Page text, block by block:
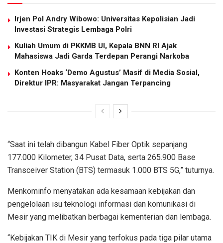
Irjen Pol Andry Wibowo: Universitas Kepolisian Jadi
Investasi Strategis Lembaga Polri
Kuliah Umum di PKKMB UI, Kepala BNN RI Ajak
Mahasiswa Jadi Garda Terdepan Perangi Narkoba
Konten Hoaks ‘Demo Agustus’ Masif di Media Sosial,
Direktur IPR: Masyarakat Jangan Terpancing
“Saat ini telah dibangun Kabel Fiber Optik sepanjang
177.000 Kilometer, 34 Pusat Data, serta 265.900 Base
Transceiver Station (BTS) termasuk 1.000 BTS 5G,” tuturnya.
Menkominfo menyatakan ada kesamaan kebijakan dan
pengelolaan isu teknologi informasi dan komunikasi di
Mesir yang melibatkan berbagai kementerian dan lembaga.
“Kebijakan TIK di Mesir yang terfokus pada tiga pilar utama